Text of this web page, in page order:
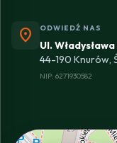
location_on ODWIEDŹ NAS
Ul.
44-190 Knurów,
NIP: 6271930582